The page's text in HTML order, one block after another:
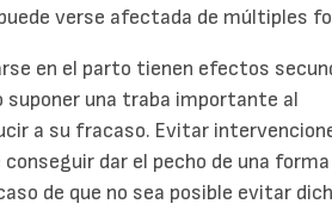
verse afectada de múltiples
en el parto tienen efectos
suponer una traba importante al
a su fracaso. Evitar
dar el pecho de una forma
de que no sea posible evitar